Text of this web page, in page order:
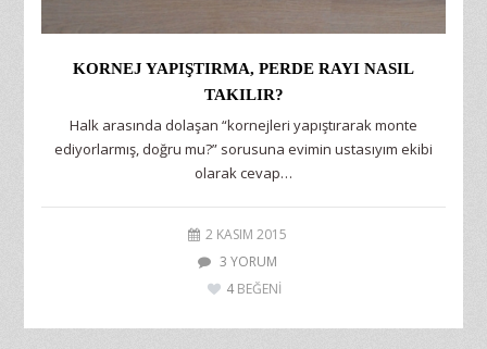
KORNEJ YAPIŞTIRMA, PERDE RAYI NASIL
TAKILIR?
Halk arasında dolaşan “kornejleri yapıştırarak monte
ediyorlarmış, doğru mu?” sorusuna evimin ustasıyım ekibi
olarak cevap…
2 KASIM 2015
3 YORUM
4BEĞENİ